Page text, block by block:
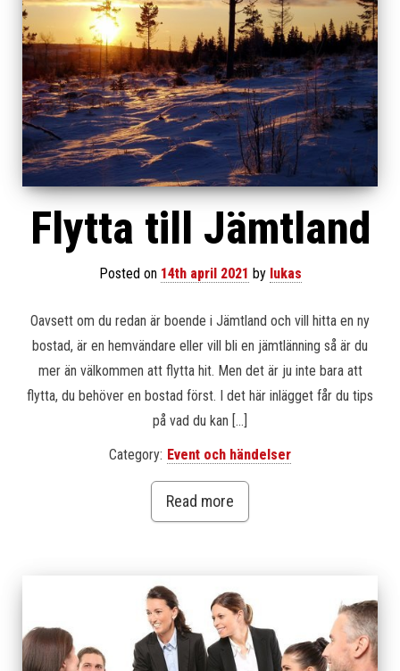
Flytta till Jämtland
Posted on 14th april 2021 by lukas
Oavsett om du redan är boende i Jämtland och vill hitta en ny
bostad, är en hemvändare eller vill bli en jämtlänning så är du
mer än välkommen att flytta hit. Men det är ju inte bara att
flytta, du behöver en bostad först. I det här inlägget får du tips
på vad du kan […]
Category: Event och händelser
Read more